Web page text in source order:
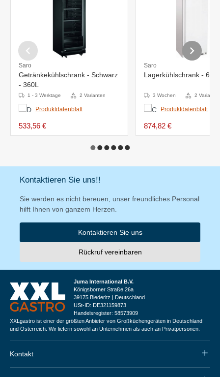
Saro
Getränkekühlschrank - Schwarz
- 360L
1 - 3 Werktage 2 Varianten
Produktdatenblatt
533,56 €
Saro
Lagerkühlschrank -
3 Wochen 2 Varianten
Produktdatenblatt
874,82 €
Kontaktieren Sie uns!!
Sie werden es nicht bereuen, unser freundliches Personal
hilft Ihnen von ganzem Herzen.
Kontaktieren Sie uns
Rückruf vereinbaren
Juma International B.V.
Königsborner Straße 26a
39175 Biederitz | Deutschland
USt-ID: DE321159873
Handelsregister: 58573909
XXLgastro ist einer der größten Anbieter von Großküchengeräten in Deutschland
und Österreich. Wir liefern sowohl an Unternehmen als auch an Privatpersonen.
Kontakt